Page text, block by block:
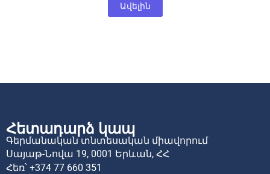
Ավելին
Հետադարձ կապ
Գերմանական տնտեսական միավորում
Սայաթ-Նովա 19, 0001 Երևան, ՀՀ
Հեռ՝ +374 77 660 351